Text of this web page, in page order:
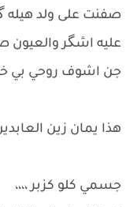
صفنت على ولد هيله
عليه اشگر والعيون
جن اشوف روحي بي
هذا يمان زين
جسمي كلو كزبر ،،،،